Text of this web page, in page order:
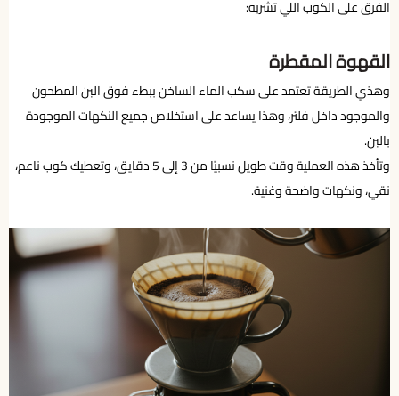
الفرق على الكوب اللي تشربه:
القهوة المقطرة
وهذي الطريقة تعتمد على سكب الماء الساخن ببطء فوق البن المطحون
والموجود داخل فلتر، وهذا يساعد على استخلاص جميع النكهات الموجودة
بالبن.
وتأخذ هذه العملية وقت طويل نسبيًا من 3 إلى 5 دقايق، وتعطيك كوب ناعم،
نقي، ونكهات واضحة وغنية.